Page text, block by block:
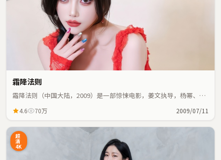
霜降法则
霜降法则（中国大陆，2009）是一部惊悚电影，姜文执导，杨幂、金
4.6 70万 2009/07/11
超
清
4K